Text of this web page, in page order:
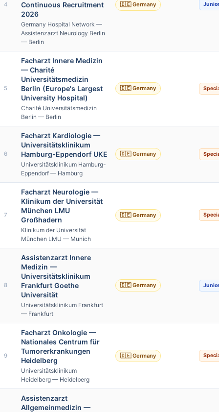
4
Continuous Recruitment
2026
Germany Hospital Network —
Assistenzarzt Neurology Berlin
— Berlin
🇩🇪 Germany Junior
5
Facharzt Innere Medizin
— Charité
Universitätsmedizin
Berlin (Europe's Largest
University Hospital)
Charité Universitätsmedizin
Berlin — Berlin
🇩🇪 Germany
6
Facharzt Kardiologie —
Universitätsklinikum
Hamburg-Eppendorf UKE
Universitätsklinikum Hamburg-
Eppendorf — Hamburg
🇩🇪 Germany
7
Facharzt Neurologie —
Klinikum der Universität
München LMU
Großhadern
Klinikum der Universität
München LMU — Munich
🇩🇪 Germany
8
Assistenzarzt Innere
Medizin —
Universitätsklinikum
Frankfurt Goethe
Universität
Universitätsklinikum Frankfurt
— Frankfurt
🇩🇪 Germany Junior
9
Facharzt Onkologie —
Nationales Centrum für
Tumorerkrankungen
Heidelberg
Universitätsklinikum
Heidelberg — Heidelberg
🇩🇪 Germany
Assistenzarzt
Allgemeinmedizin —